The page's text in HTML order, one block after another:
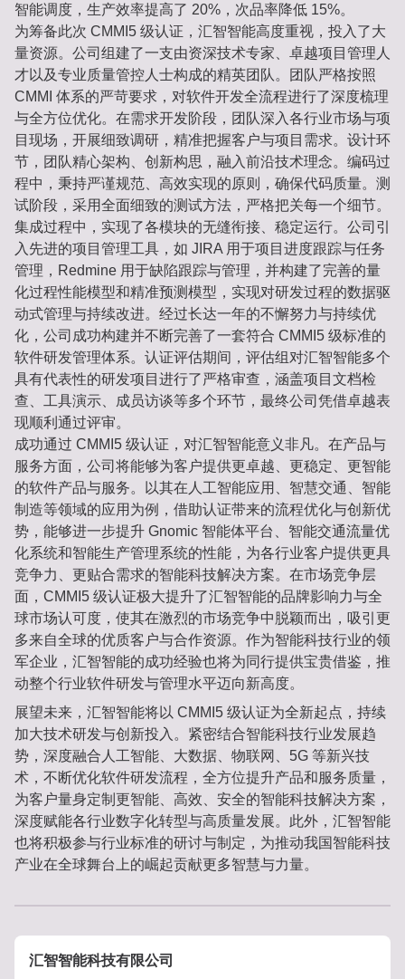
智能调度，生产效率提高了 20%，次品率降低 15%。
为筹备此次 CMMI5 级认证，汇智智能高度重视，投入了大
量资源。公司组建了一支由资深技术专家、卓越项目管理人
才以及专业质量管控人士构成的精英团队。团队严格按照
CMMI 体系的严苛要求，对软件开发全流程进行了深度梳理
与全方位优化。在需求开发阶段，团队深入各行业市场与项
目现场，开展细致调研，精准把握客户与项目需求。设计环
节，团队精心架构、创新构思，融入前沿技术理念。编码过
程中，秉持严谨规范、高效实现的原则，确保代码质量。测
试阶段，采用全面细致的测试方法，严格把关每一个细节。
集成过程中，实现了各模块的无缝衔接、稳定运行。公司引
入先进的项目管理工具，如 JIRA 用于项目进度跟踪与任务
管理，Redmine 用于缺陷跟踪与管理，并构建了完善的量
化过程性能模型和精准预测模型，实现对研发过程的数据驱
动式管理与持续改进。经过长达一年的不懈努力与持续优
化，公司成功构建并不断完善了一套符合 CMMI5 级标准的
软件研发管理体系。认证评估期间，评估组对汇智智能多个
具有代表性的研发项目进行了严格审查，涵盖项目文档检
查、工具演示、成员访谈等多个环节，最终公司凭借卓越表
现顺利通过评审。
成功通过 CMMI5 级认证，对汇智智能意义非凡。在产品与
服务方面，公司将能够为客户提供更卓越、更稳定、更智能
的软件产品与服务。以其在人工智能应用、智慧交通、智能
制造等领域的应用为例，借助认证带来的流程优化与创新优
势，能够进一步提升 Gnomic 智能体平台、智能交通流量优
化系统和智能生产管理系统的性能，为各行业客户提供更具
竞争力、更贴合需求的智能科技解决方案。在市场竞争层
面，CMMI5 级认证极大提升了汇智智能的品牌影响力与全
球市场认可度，使其在激烈的市场竞争中脱颖而出，吸引更
多来自全球的优质客户与合作资源。作为智能科技行业的领
军企业，汇智智能的成功经验也将为同行提供宝贵借鉴，推
动整个行业软件研发与管理水平迈向新高度。
展望未来，汇智智能将以 CMMI5 级认证为全新起点，持续
加大技术研发与创新投入。紧密结合智能科技行业发展趋
势，深度融合人工智能、大数据、物联网、5G 等新兴技
术，不断优化软件研发流程，全方位提升产品和服务质量，
为客户量身定制更智能、高效、安全的智能科技解决方案，
深度赋能各行业数字化转型与高质量发展。此外，汇智智能
也将积极参与行业标准的研讨与制定，为推动我国智能科技
产业在全球舞台上的崛起贡献更多智慧与力量。
汇智智能科技有限公司